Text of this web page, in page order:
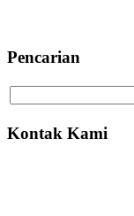
Pencarian
Kontak Kami